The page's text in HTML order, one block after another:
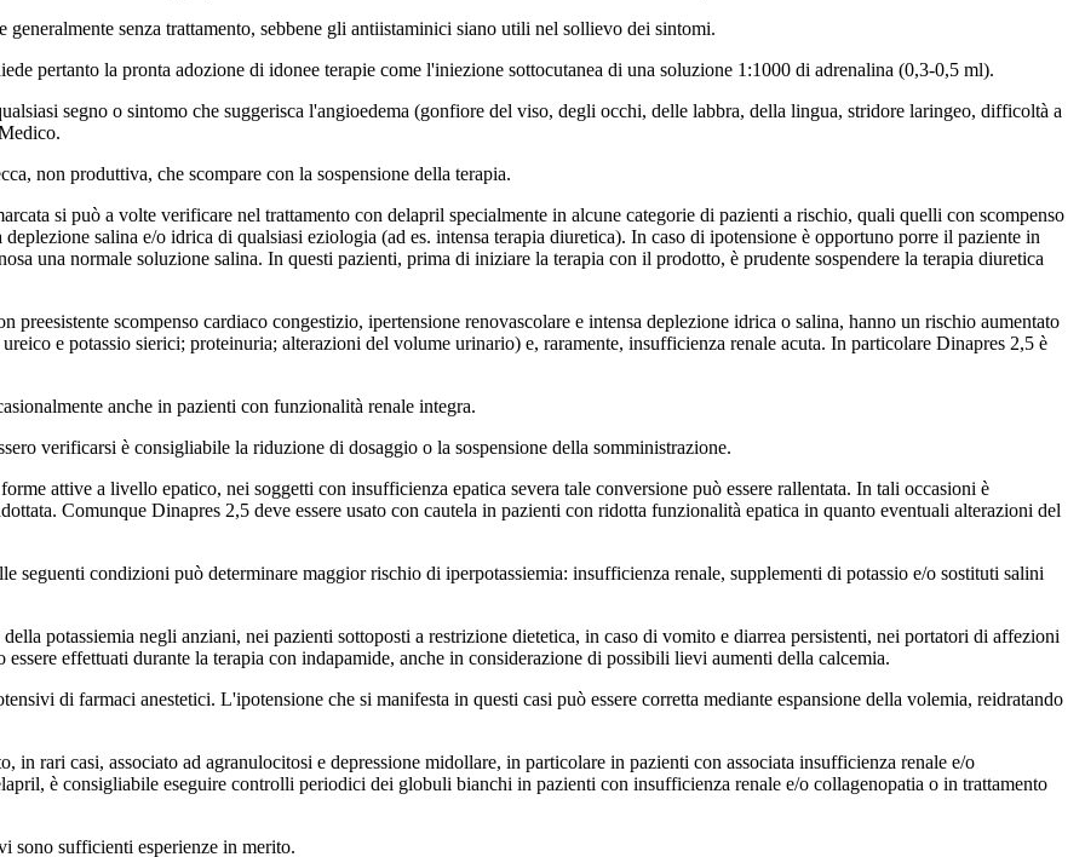
senza trattamento, sebbene gli antiistaminici siano utili nel sollievo dei sintomi.
pertanto la pronta adozione di idonee terapie come l'iniezione sottocutanea di una soluzione 1:1000 di adrenalina (0,3-0,5 ml).
segno o sintomo che suggerisca l'angioedema (gonfiore del viso, degli occhi, delle labbra, della lingua, stridore laringeo, difficoltà a
non produttiva, che scompare con la sospensione della terapia.
si può a volte verificare nel trattamento con delapril specialmente in alcune categorie di pazienti a rischio, quali quelli con scompenso
salina e/o idrica di qualsiasi eziologia (ad es. intensa terapia diuretica). In caso di ipotensione è opportuno porre il paziente in
una normale soluzione salina. In questi pazienti, prima di iniziare la terapia con il prodotto, è prudente sospendere la terapia diuretica
scompenso cardiaco congestizio, ipertensione renovascolare e intensa deplezione idrica o salina, hanno un rischio aumentato
e potassio sierici; proteinuria; alterazioni del volume urinario) e, raramente, insufficienza renale acuta. In particolare Dinapres 2,5 è
anche in pazienti con funzionalità renale integra.
verificarsi è consigliabile la riduzione di dosaggio o la sospensione della somministrazione.
attive a livello epatico, nei soggetti con insufficienza epatica severa tale conversione può essere rallentata. In tali occasioni è
Comunque Dinapres 2,5 deve essere usato con cautela in pazienti con ridotta funzionalità epatica in quanto eventuali alterazioni del
condizioni può determinare maggior rischio di iperpotassiemia: insufficienza renale, supplementi di potassio e/o sostituti salini
potassiemia negli anziani, nei pazienti sottoposti a restrizione dietetica, in caso di vomito e diarrea persistenti, nei portatori di affezioni
effettuati durante la terapia con indapamide, anche in considerazione di possibili lievi aumenti della calcemia.
di farmaci anestetici. L'ipotensione che si manifesta in questi casi può essere corretta mediante espansione della volemia, reidratando
rari casi, associato ad agranulocitosi e depressione midollare, in particolare in pazienti con associata insufficienza renale e/o
è consigliabile eseguire controlli periodici dei globuli bianchi in pazienti con insufficienza renale e/o collagenopatia o in trattamento
sono sufficienti esperienze in merito.